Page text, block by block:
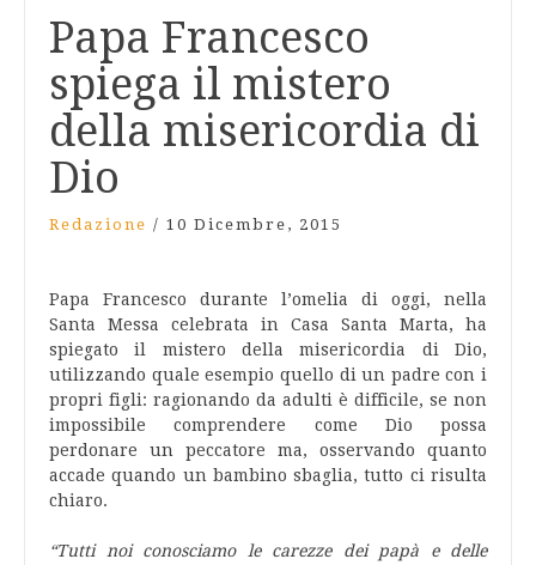
Papa Francesco
spiega il mistero
della misericordia di
Dio
Redazione / 10 Dicembre, 2015
Papa Francesco durante l’omelia di oggi, nella
Santa Messa celebrata in Casa Santa Marta, ha
spiegato il mistero della misericordia di Dio,
utilizzando quale esempio quello di un padre con i
propri figli: ragionando da adulti è difficile, se non
impossibile comprendere come Dio possa
perdonare un peccatore ma, osservando quanto
accade quando un bambino sbaglia, tutto ci risulta
chiaro.
“Tutti noi conosciamo le carezze dei papà e delle